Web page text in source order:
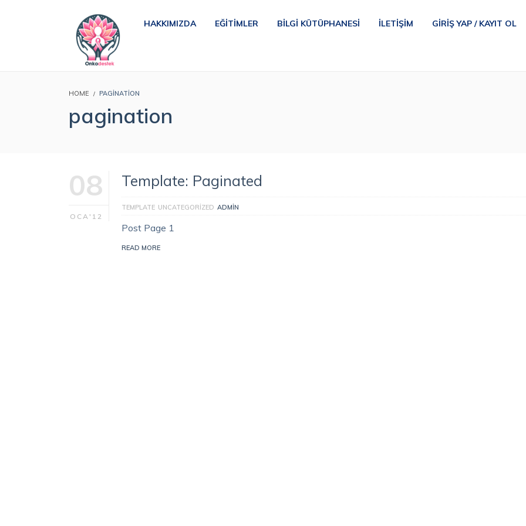
HAKKIMIZDA EĞITIMLER BILGI KÜTÜPHANESI İLETIŞIM GIRIŞ YAP / KAYIT OL
HOME PAGINATION
pagination
08
OCA'12
Template: Paginated
TEMPLATE UNCATEGORIZED ADMIN
Post Page 1
READ MORE